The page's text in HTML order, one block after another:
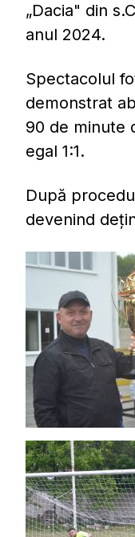
„Dacia" din
anul 2024.
Spectacolul
demonstrat
90 de minute
egal 1:1.
După
devenind